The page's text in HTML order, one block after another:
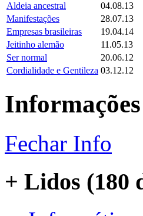
Aldeia ancestral
04.08.13
Manifestações
28.07.13
Empresas brasileiras
19.04.14
Jeitinho alemão
11.05.13
Ser normal
20.06.12
Cordialidade e Gentileza 03.12.12
Fechar Info
+ Lidos (180